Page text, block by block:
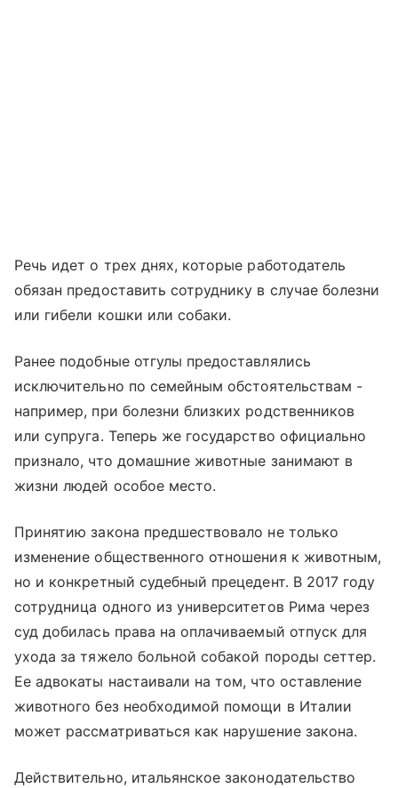
Речь идет о трех днях, которые работодатель
обязан предоставить сотруднику в случае болезни
или гибели кошки или собаки.
Ранее подобные отгулы предоставлялись
исключительно по семейным обстоятельствам -
например, при болезни близких родственников
или супруга. Теперь же государство официально
признало, что домашние животные занимают в
жизни людей особое место.
Принятию закона предшествовало не только
изменение общественного отношения к животным,
но и конкретный судебный прецедент. В 2017 году
сотрудница одного из университетов Рима через
суд добилась права на оплачиваемый отпуск для
ухода за тяжело больной собакой породы сеттер.
Ее адвокаты настаивали на том, что оставление
животного без необходимой помощи в Италии
может рассматриваться как нарушение закона.
Действительно, итальянское законодательство